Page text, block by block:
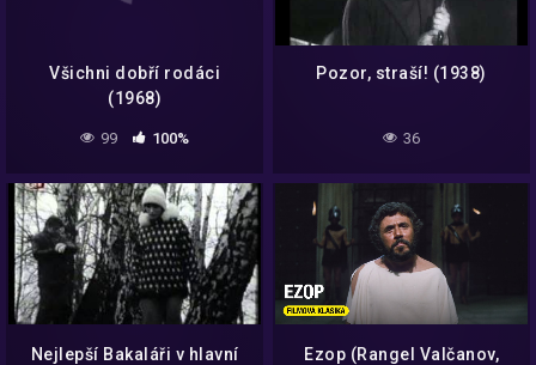
Všichni dobří rodáci
(1968)
99 100%
Pozor, straší! (1938)
36
Nejlepší Bakaláři v hlavní
Ezop (Rangel Valčanov,